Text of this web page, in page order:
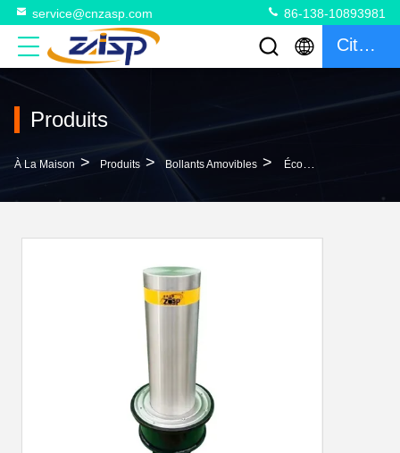
service@cnzasp.com 86-138-10893981
Citation
Produits
À La Maison > Produits > Bollants Amovibles > Économiser De L'espace Bollards Amovibles En Acier Inoxydable Avec Hauteur D'interception Du Cylindre De 600 Mm